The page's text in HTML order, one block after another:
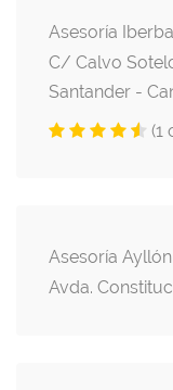
Asesoría
C/ Calvo
Santander -
(1
Asesoría Ayllón
Avda.